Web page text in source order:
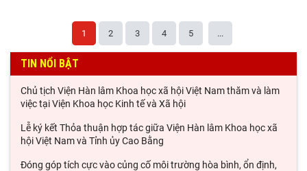
1 2 3 4 5 ...
TIN NỔI BẬT
Chủ tịch Viện Hàn lâm Khoa học xã hội Việt Nam thăm và làm
việc tại Viện Khoa học Kinh tế và Xã hội
Lễ ký kết Thỏa thuận hợp tác giữa Viện Hàn lâm Khoa học xã
hội Việt Nam và Tỉnh ủy Cao Bằng
Đóng góp tích cực vào củng cố môi trường hòa bình, ổn định,